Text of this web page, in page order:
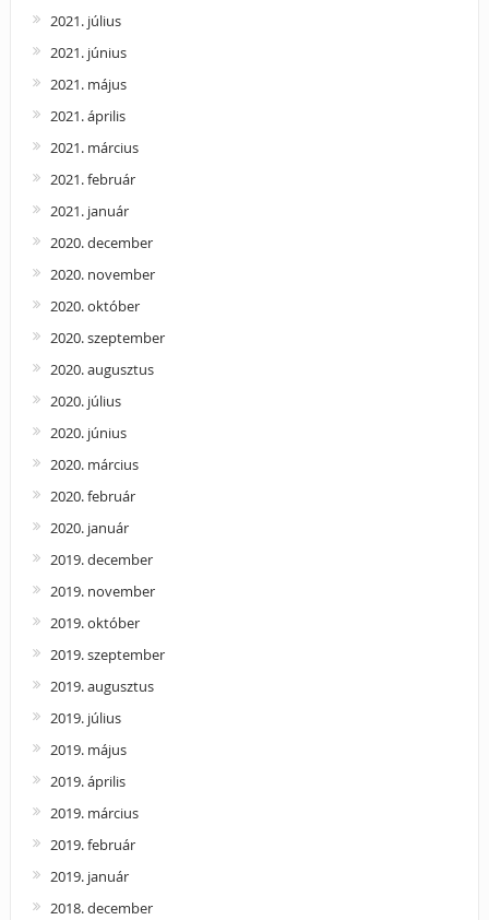
2021. július
2021. június
2021. május
2021. április
2021. március
2021. február
2021. január
2020. december
2020. november
2020. október
2020. szeptember
2020. augusztus
2020. július
2020. június
2020. március
2020. február
2020. január
2019. december
2019. november
2019. október
2019. szeptember
2019. augusztus
2019. július
2019. május
2019. április
2019. március
2019. február
2019. január
2018. december